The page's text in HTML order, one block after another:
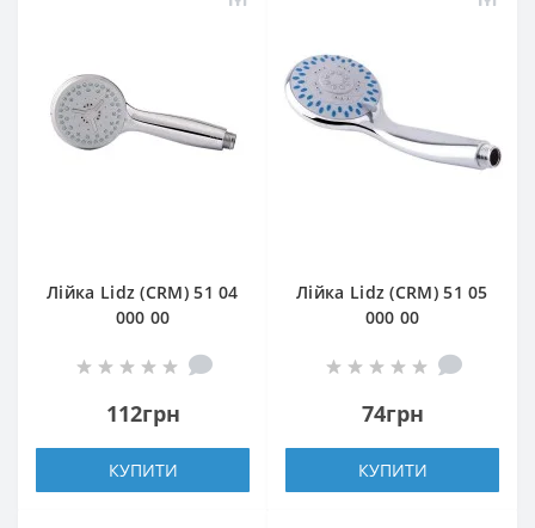
Лійка Lidz (CRM) 51 04
000 00
112грн
КУПИТИ
Лійка Lidz (CRM) 51 05
000 00
74грн
КУПИТИ